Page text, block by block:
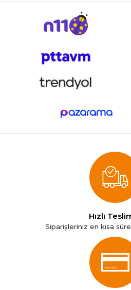
Hızlı
Siparişleriniz en kısa